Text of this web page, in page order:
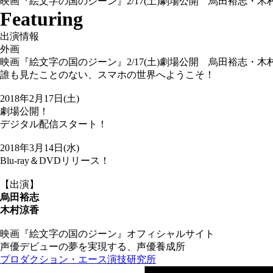
Featuring
出演情報
外画
映画『絵文字の国のジーン』2/17(土)劇場公開 烏田裕志・木
誰も見たことのない、スマホの世界へようこそ！
2018年2月17日(土)
劇場公開！
デジタル配信スタート！
2018年3月14日(水)
Blu-ray＆DVDリリース！
【出演】
烏田裕志
木村涼香
映画『絵文字の国のジーン』オフィシャルサイト
声優デビューの夢を実現する、声優養成所
プロダクション・エース演技研究所